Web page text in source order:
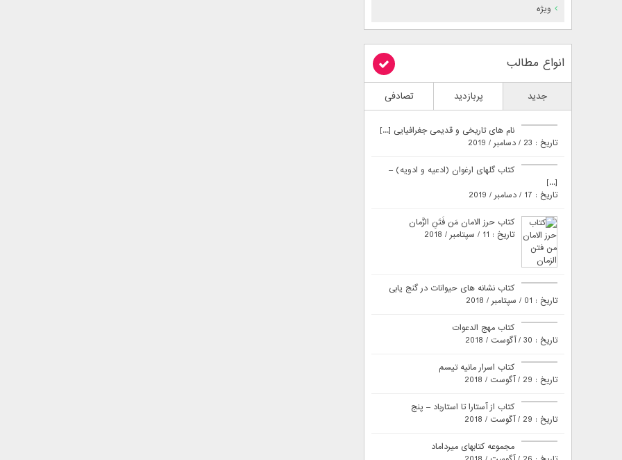
ویژه
انواع مطالب
جدید پربازدید تصادفی
نام های تاریخی و قدیمی جغرافیایی [...]
تاریخ : 23 / دسامبر / 2019
کتاب گلهای ارغوان (ادعیه و ادویه) –
[...]
تاریخ : 17 / دسامبر / 2019
کتاب حرز الامان مَن فَتَنِ الزَّمان
تاریخ : 11 / سپتامبر / 2018
کتاب نشانه های حیوانات در گنج یابی
تاریخ : 01 / سپتامبر / 2018
کتاب مهج الدعوات
تاریخ : 30 / آگوست / 2018
کتاب اسرار مانیه تیسم
تاریخ : 29 / آگوست / 2018
کتاب از آستارا تا استارباد – پنج
تاریخ : 29 / آگوست / 2018
مجموعه کتابهای میرداماد